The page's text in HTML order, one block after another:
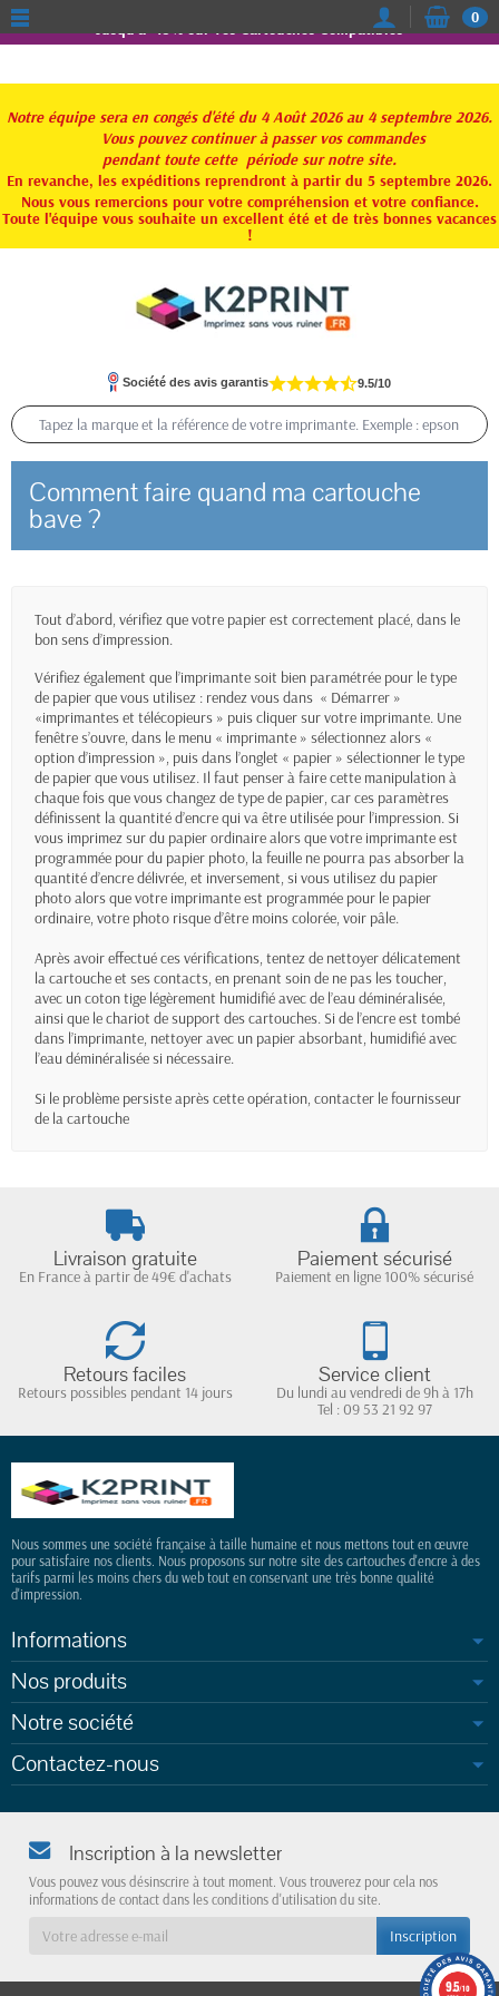
Jusqu'à -15% sur vos Cartouches Compatibles
Notre équipe sera en congés d'été du 4 Août 2026 au 4 septembre 2026.
Vous pouvez continuer à passer vos commandes
pendant toute cette période sur notre site.
En revanche, les expéditions reprendront à partir du 5 septembre 2026.
Nous vous remercions pour votre compréhension et votre confiance.
Toute l'équipe vous souhaite un excellent été et de très bonnes vacances
!
0
Société des avis garantis 9.5/10
Comment faire quand ma cartouche
bave ?
Tout d’abord, vérifiez que votre papier est correctement placé, dans le
bon sens d’impression.
Vérifiez également que l’imprimante soit bien paramétrée pour le type
de papier que vous utilisez : rendez vous dans « Démarrer »
«imprimantes et télécopieurs » puis cliquer sur votre imprimante. Une
fenêtre s’ouvre, dans le menu « imprimante » sélectionnez alors «
option d’impression », puis dans l’onglet « papier » sélectionner le type
de papier que vous utilisez. Il faut penser à faire cette manipulation à
chaque fois que vous changez de type de papier, car ces paramètres
définissent la quantité d’encre qui va être utilisée pour l’impression. Si
vous imprimez sur du papier ordinaire alors que votre imprimante est
programmée pour du papier photo, la feuille ne pourra pas absorber la
quantité d’encre délivrée, et inversement, si vous utilisez du papier
photo alors que votre imprimante est programmée pour le papier
ordinaire, votre photo risque d’être moins colorée, voir pâle.
Après avoir effectué ces vérifications, tentez de nettoyer délicatement
la cartouche et ses contacts, en prenant soin de ne pas les toucher,
avec un coton tige légèrement humidifié avec de l’eau déminéralisée,
ainsi que le chariot de support des cartouches. Si de l’encre est tombé
dans l’imprimante, nettoyer avec un papier absorbant, humidifié avec
l’eau déminéralisée si nécessaire.
Si le problème persiste après cette opération, contacter le fournisseur
de la cartouche
Livraison gratuite
En France à partir de 49€ d'achats
Paiement sécurisé
Paiement en ligne 100% sécurisé
Retours faciles
Retours possibles pendant 14 jours
Service client
Du lundi au vendredi de 9h à 17h
Tel : 09 53 21 92 97
Nous sommes une société française à taille humaine et nous mettons tout en œuvre
pour satisfaire nos clients. Nous proposons sur notre site des cartouches d'encre à des
tarifs parmi les moins chers du web tout en conservant une très bonne qualité
d'impression.
Informations
Nos produits
Notre société
Contactez-nous
Inscription à la newsletter
Vous pouvez vous désinscrire à tout moment. Vous trouverez pour cela nos
informations de contact dans les conditions d'utilisation du site.
9.5/10